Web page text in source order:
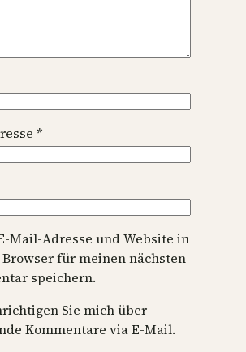
*
Mail-Adresse und Website in
für meinen nächsten
speichern.
Sie mich über
Kommentare via E-Mail.